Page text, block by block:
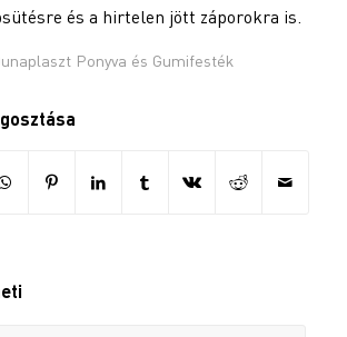
és a hirtelen jött záporokra is.
Ponyva és Gumifesték